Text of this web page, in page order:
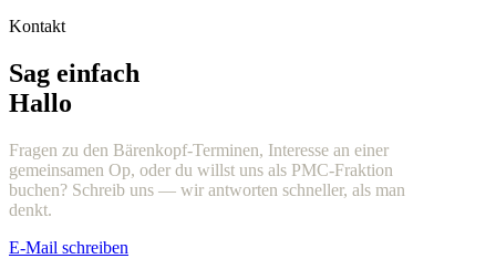
Kontakt
Sag einfach
Hallo
Fragen zu den Bärenkopf-Terminen, Interesse an einer
gemeinsamen Op, oder du willst uns als PMC-Fraktion
buchen? Schreib uns — wir antworten schneller, als man
denkt.
E-Mail schreiben